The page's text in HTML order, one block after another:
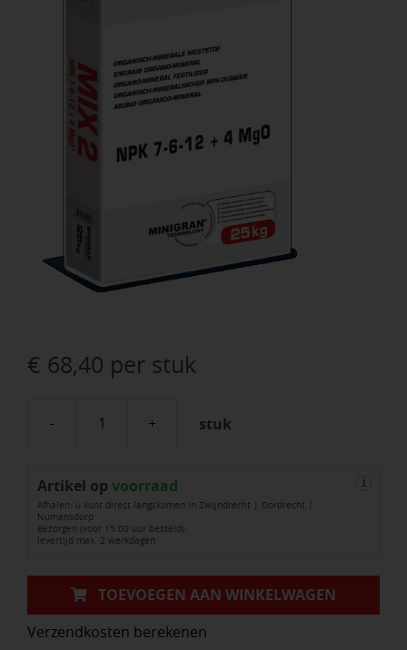
€ 68,40 per stuk
DCM
2
(minigran®)
7-
12
+
4%
stuk
Artikel op voorraad
Afhalen: u kunt direct langskomen in Zwijndrecht | Dordrecht |
Numansdorp
Bezorgen (voor 15:00 uur besteld):
levertijd max. 2 werkdagen
i
TOEVOEGEN AAN WINKELWAGEN
Verzendkosten berekenen